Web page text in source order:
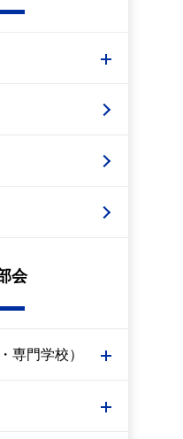
会
専門学校）